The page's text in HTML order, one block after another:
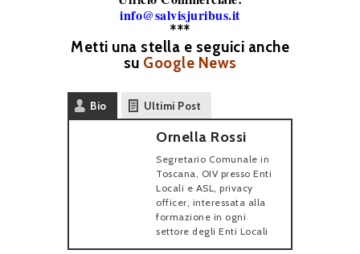
info@salvisjuribus.it
***
Metti una stella e seguici anche
su Google News
Bio Ultimi Post
Ornella Rossi
Segretario Comunale in
Toscana, OIV presso Enti
Locali e ASL, privacy
officer, interessata alla
formazione in ogni
settore degli Enti Locali